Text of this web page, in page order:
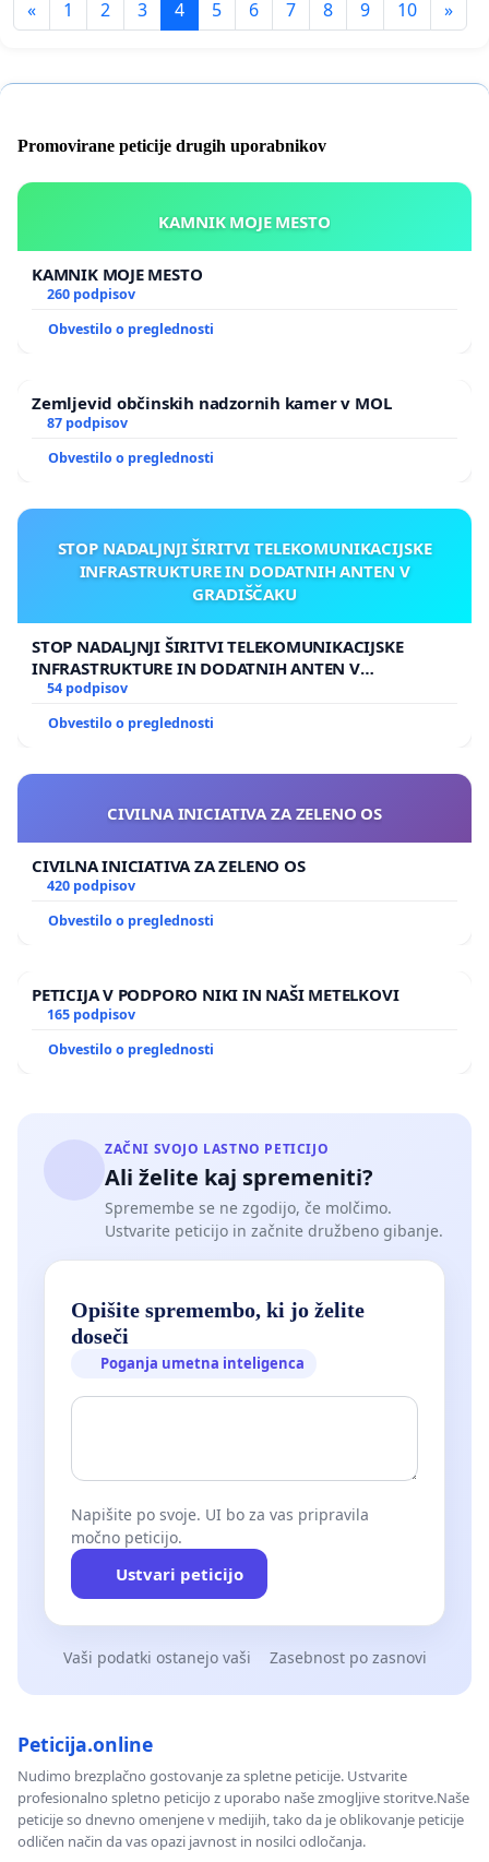
« 1 2 3 4 5 6 7 8 9 10 »
Promovirane peticije drugih uporabnikov
KAMNIK MOJE MESTO
KAMNIK MOJE MESTO
260 podpisov
Obvestilo o preglednosti
Zemljevid občinskih nadzornih kamer v MOL
87 podpisov
Obvestilo o preglednosti
STOP NADALJNJI ŠIRITVI TELEKOMUNIKACIJSKE
INFRASTRUKTURE IN DODATNIH ANTEN V
GRADIŠČAKU
STOP NADALJNJI ŠIRITVI TELEKOMUNIKACIJSKE
INFRASTRUKTURE IN DODATNIH ANTEN V
GRADIŠČAKU
54 podpisov
Obvestilo o preglednosti
CIVILNA INICIATIVA ZA ZELENO OS
CIVILNA INICIATIVA ZA ZELENO OS
420 podpisov
Obvestilo o preglednosti
PETICIJA V PODPORO NIKI IN NAŠI METELKOVI
165 podpisov
Obvestilo o preglednosti
ZAČNI SVOJO LASTNO PETICIJO
Ali želite kaj spremeniti?
Spremembe se ne zgodijo, če molčimo.
Ustvarite peticijo in začnite družbeno gibanje.
Opišite spremembo, ki jo želite
doseči
Poganja umetna inteligenca
Napišite po svoje. UI bo za vas pripravila
močno peticijo.
Ustvari peticijo
Vaši podatki ostanejo vaši Zasebnost po zasnovi
Peticija.online
Nudimo brezplačno gostovanje za spletne peticije. Ustvarite
profesionalno spletno peticijo z uporabo naše zmogljive storitve.Naše
peticije so dnevno omenjene v medijih, tako da je oblikovanje peticije
odličen način da vas opazi javnost in nosilci odločanja.